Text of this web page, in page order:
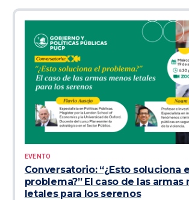
EVENTO
Conversatorio: “¿Esto soluciona
problema?” El caso de las armas
letales para los serenos